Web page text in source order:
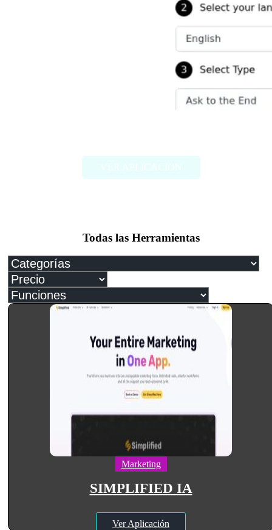
Todas las Herramientas
Marketing
SIMPLIFIED IA
Ver Aplicación